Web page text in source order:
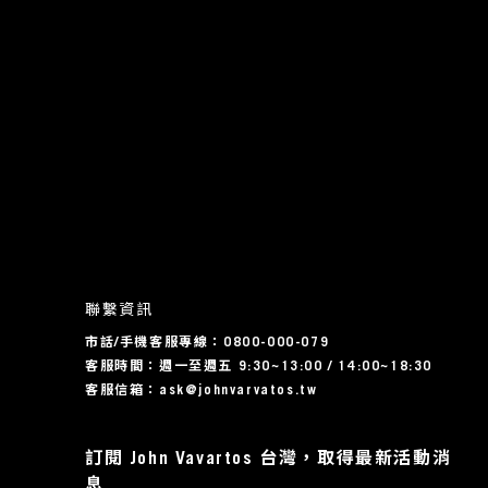
聯繫資訊
市話/手機客服專線：0800-000-079
客服時間：週一至週五 9:30~13:00 / 14:00~18:30
客服信箱：ask@johnvarvatos.tw
訂閱 John Vavartos 台灣，取得最新活動消